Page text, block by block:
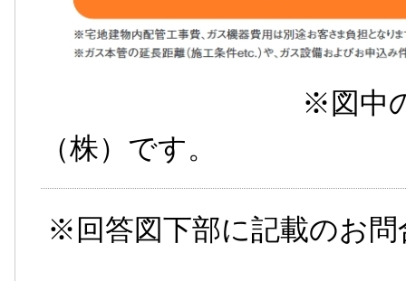
※図中の当社とは
（株）です。
※回答図下部に記載のお